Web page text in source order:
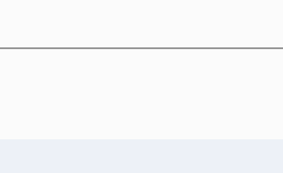
din integritet. För att Vattenfalls
kunna skicka ytterligare
spåras för att mäta utskickens prestanda